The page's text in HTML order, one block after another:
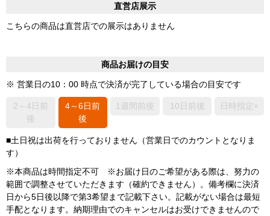
直営店展示
こちらの商品は直営店での展示はありません
商品お届けの目安
※ 営業日の10：00 時点で決済が完了している場合の目安です
2～4日前
後
4～6日前
後
1週間前後 10日前後 日時指定×
■土日祝は出荷を行っておりません（営業日でのカウントとなりま
す）
※本商品は時間指定不可 ※お届け日のご希望がある際は、努力の
範囲で調整させていただきます（確約できません）。備考欄に決済
日から5日後以降で第3希望まで記載下さい。記載がない場合は最短
手配となります。納期理由でのキャンセルはお受けできませんので